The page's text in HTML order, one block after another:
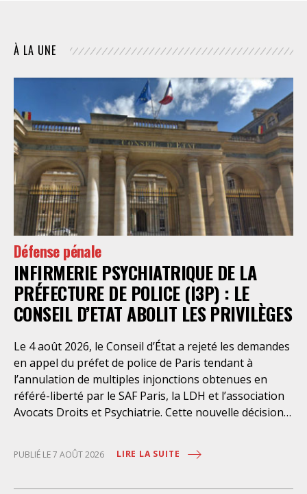
À LA UNE
Défense pénale
INFIRMERIE PSYCHIATRIQUE DE LA
PRÉFECTURE DE POLICE (I3P) : LE
CONSEIL D’ETAT ABOLIT LES PRIVILÈGES
Le 4 août 2026, le Conseil d’État a rejeté les demandes
en appel du préfet de police de Paris tendant à
l’annulation de multiples injonctions obtenues en
référé-liberté par le SAF Paris, la LDH et l’association
Avocats Droits et Psychiatrie. Cette nouvelle décision
personnes retenues à l’infirmerie psychiatrique de la
préfecture de police de Paris. Près d’ici mais loin des
PUBLIÉ LE 7 AOÛT 2026 LIRE LA SUITE